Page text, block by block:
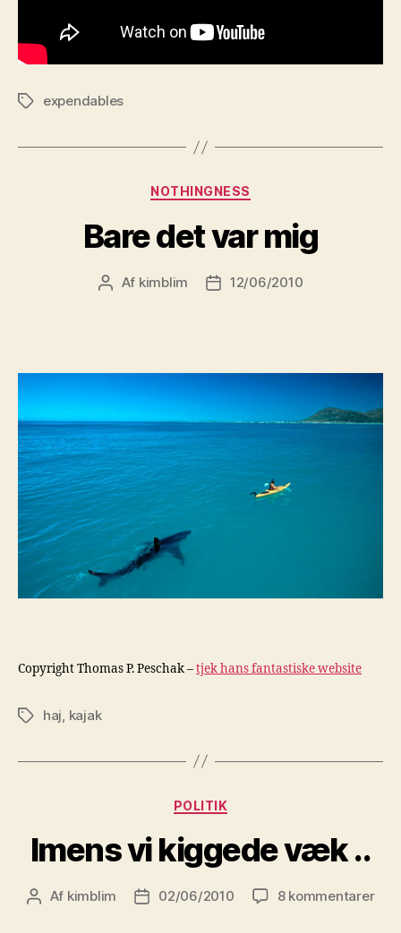
Tagsexpendables
Kategorier
NOTHINGNESS
Bare det var mig
Indlægsforfatter
Af kimblim Indlægsdato
12/06/2010
Copyright Thomas P. Peschak –tjek hans fantastiske website
Tagshaj kajak
Kategorier
POLITIK
Imens vi kiggede væk ..
Indlægsforfatter
Af kimblim Indlægsdato
02/06/2010 8 kommentarertil